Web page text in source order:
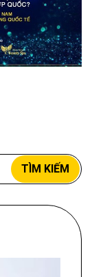
TÌM KIẾM